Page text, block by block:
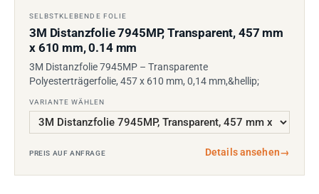
SELBSTKLEBENDE FOLIE
3M Distanzfolie 7945MP, Transparent, 457 mm
x 610 mm, 0.14 mm
3M Distanzfolie 7945MP – Transparente
Polyesterträgerfolie, 457 x 610 mm, 0,14 mm,&hellip;
VARIANTE WÄHLEN
PREIS AUF ANFRAGE Details ansehen→